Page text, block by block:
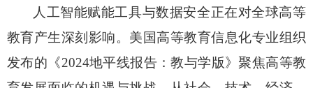
人工智能赋能工具与数据安全正在对全球高等
教育产生深刻影响。美国高等教育信息化专业组织
发布的《2024地平线报告：教与学版》聚焦高等教